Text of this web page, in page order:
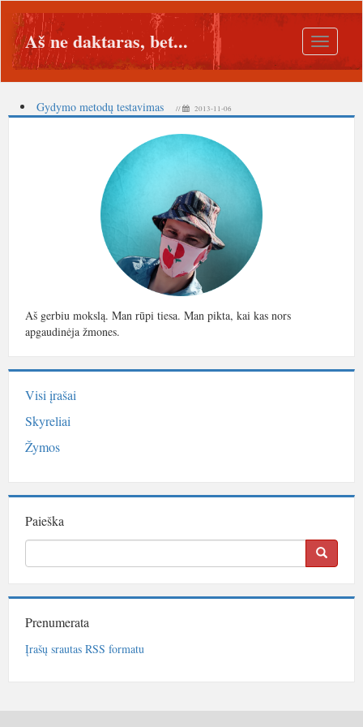
Toggle
Aš ne daktaras, bet...
Gydymo metodų testavimas // 2013-11-06
Aš gerbiu mokslą. Man rūpi tiesa. Man pikta, kai kas nors
apgaudinėja žmones.
Visi įrašai
Skyreliai
Žymos
Paieška
Prenumerata
Įrašų srautas RSS formatu